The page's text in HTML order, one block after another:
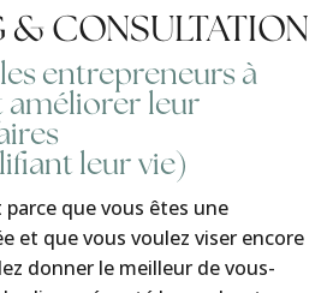
CONSULTATION
entrepreneurs à
améliorer leur
leur vie)
parce que vous êtes une
et que vous voulez viser encore
donner le meilleur de vous-